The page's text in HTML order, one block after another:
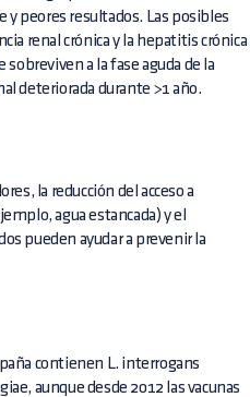
y peores resultados. Las posibles
renal crónica y la hepatitis crónica
sobreviven a la fase aguda de la
deteriorada durante >1 año.
la reducción del acceso a
agua estancada) y el
pueden ayudar a prevenir la
contienen L. interrogans
aunque desde 2012 las vacunas